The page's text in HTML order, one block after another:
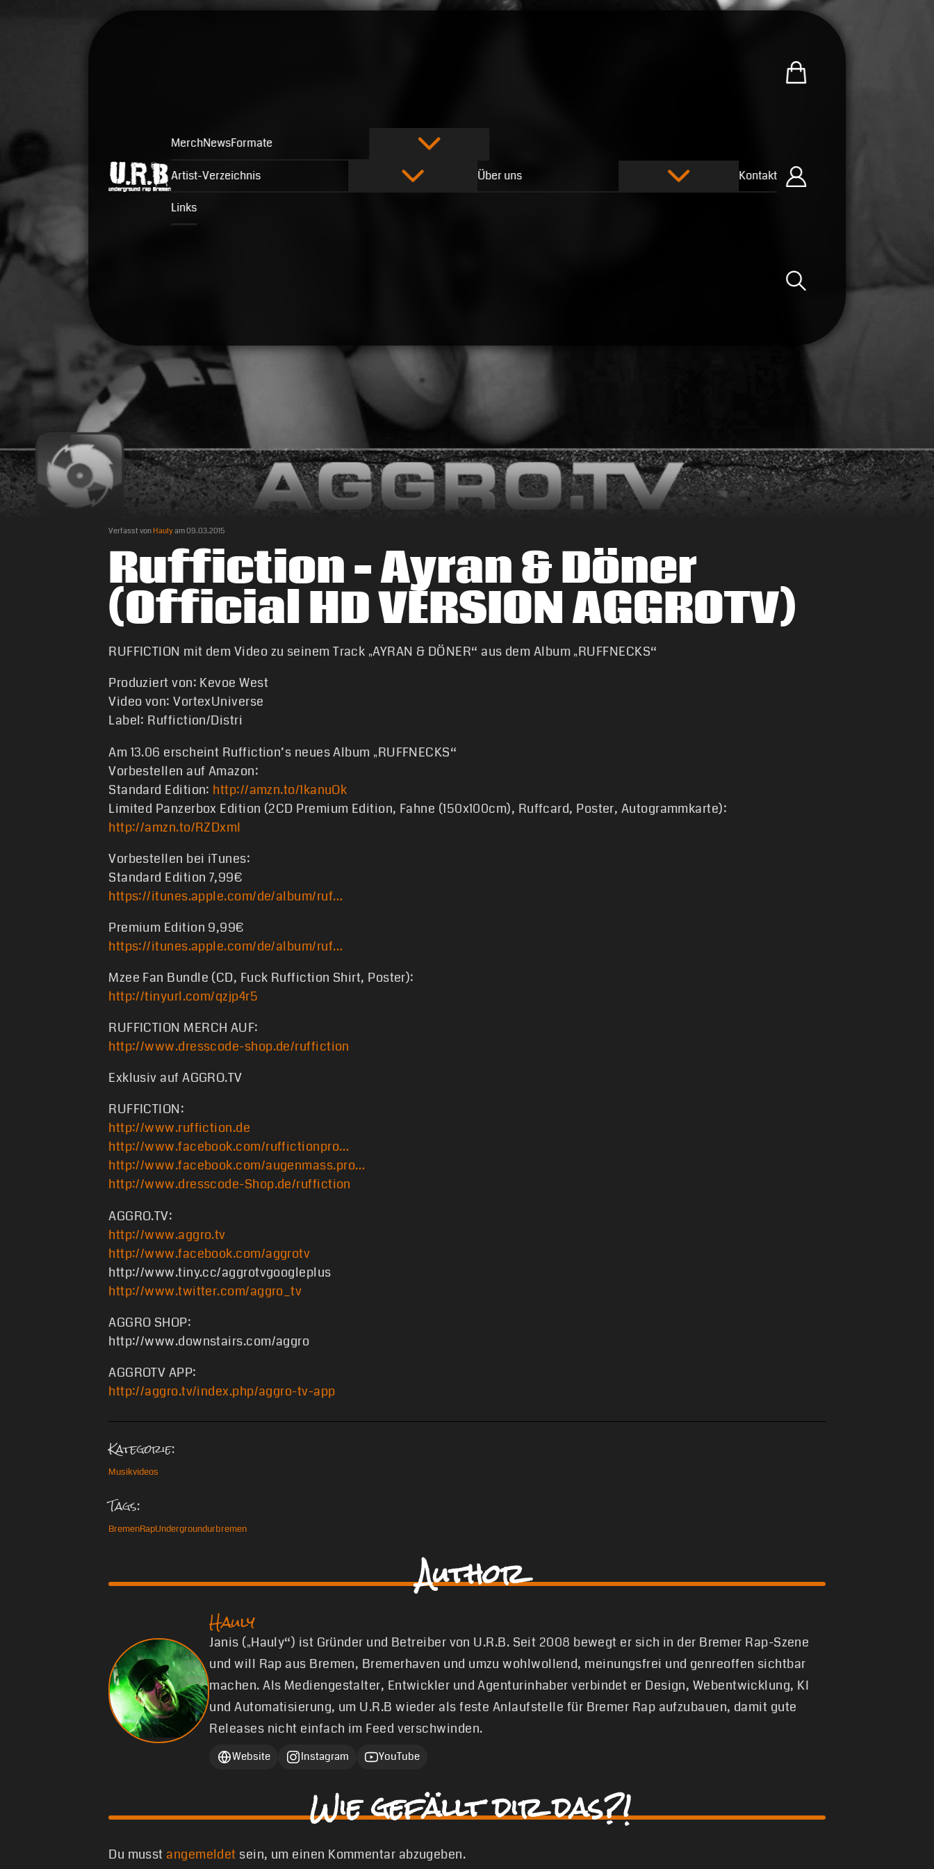
MerchNewsFormate
Artist-Verzeichnis Über uns Kontakt
Links
Zum U.R.B-Merchandise-
Einloggen
Suche öffnen
Verfasst von Haulyam09.03.2015
Ruffiction – Ayran & Döner
(Official HD VERSION AGGROTV)
RUFFICTION mit dem Video zu seinem Track „AYRAN & DÖNER“ aus dem Album „RUFFNECKS“
Produziert von: Kevoe West
Video von: VortexUniverse
Label: Ruffiction/Distri
Am 13.06 erscheint Ruffiction’s neues Album „RUFFNECKS“
Vorbestellen auf Amazon:
Standard Edition: http://amzn.to/1kanuOk
Limited Panzerbox Edition (2CD Premium Edition, Fahne (150x100cm), Ruffcard, Poster, Autogrammkarte):
http://amzn.to/RZDxmI
Vorbestellen bei iTunes:
Standard Edition 7,99€
https://itunes.apple.com/de/album/ruf…
Premium Edition 9,99€
https://itunes.apple.com/de/album/ruf…
Mzee Fan Bundle (CD, Fuck Ruffiction Shirt, Poster):
http://tinyurl.com/qzjp4r5
RUFFICTION MERCH AUF:
http://www.dresscode-shop.de/ruffiction
Exklusiv auf AGGRO.TV
RUFFICTION:
http://www.ruffiction.de
http://www.facebook.com/ruffictionpro…
http://www.facebook.com/augenmass.pro…
http://www.dresscode-Shop.de/ruffiction
AGGRO.TV:
http://www.aggro.tv
http://www.facebook.com/aggrotv
http://www.tiny.cc/aggrotvgoogleplus
http://www.twitter.com/aggro_tv
AGGRO SHOP:
http://www.downstairs.com/aggro
AGGROTV APP:
http://aggro.tv/index.php/aggro-tv-app
Kategorie:
Musikvideos
Tags:
BremenRapUndergroundurbremen
Author
Hauly
Janis („Hauly“) ist Gründer und Betreiber von U.R.B. Seit 2008 bewegt er sich in der Bremer Rap-Szene
und will Rap aus Bremen, Bremerhaven und umzu wohlwollend, meinungsfrei und genreoffen sichtbar
machen. Als Mediengestalter, Entwickler und Agenturinhaber verbindet er Design, Webentwicklung, KI
und Automatisierung, um U.R.B wieder als feste Anlaufstelle für Bremer Rap aufzubauen, damit gute
Releases nicht einfach im Feed verschwinden.
Website Instagram YouTube
Wie gefällt dir das?!
Du musst angemeldet sein, um einen Kommentar abzugeben.